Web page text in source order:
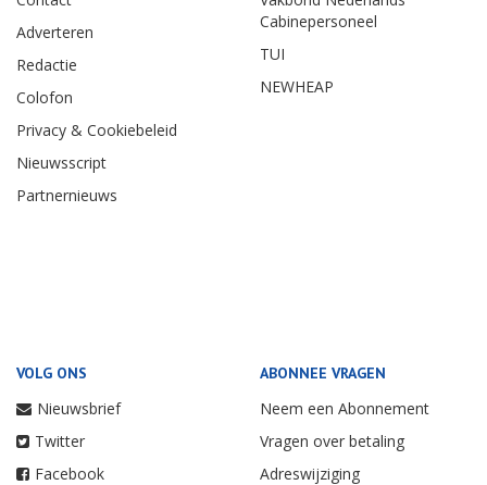
Adverteren
Redactie
Colofon
Privacy & Cookiebeleid
Nieuwsscript
Partnernieuws
Cabinepersoneel
TUI
NEWHEAP
VOLG ONS
Nieuwsbrief
Twitter
Facebook
ABONNEE VRAGEN
Neem een Abonnement
Vragen over betaling
Adreswijziging